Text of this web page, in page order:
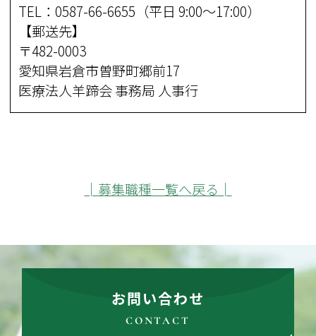
TEL：0587-66-6655（平日 9:00～17:00）
【郵送先】
〒482-0003
愛知県岩倉市曽野町郷前17
医療法人羊蹄会 事務局 人事行
│募集職種一覧へ戻る│
お問い合わせ
CONTACT